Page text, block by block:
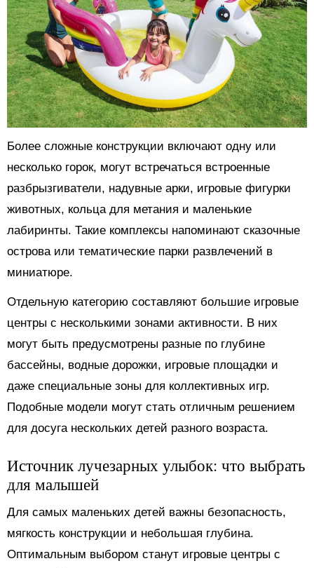
Более сложные конструкции включают одну или
несколько горок, могут встречаться встроенные
разбрызгиватели, надувные арки, игровые фигурки
животных, кольца для метания и маленькие
лабиринты. Такие комплексы напоминают сказочные
острова или тематические парки развлечений в
миниатюре.
Отдельную категорию составляют большие игровые
центры с несколькими зонами активности. В них
могут быть предусмотрены разные по глубине
бассейны, водные дорожки, игровые площадки и
даже специальные зоны для коллективных игр.
Подобные модели могут стать отличным решением
для досуга нескольких детей разного возраста.
Источник лучезарных улыбок: что выбрать
для малышей
Для самых маленьких детей важны безопасность,
мягкость конструкции и небольшая глубина.
Оптимальным выбором станут игровые центры с